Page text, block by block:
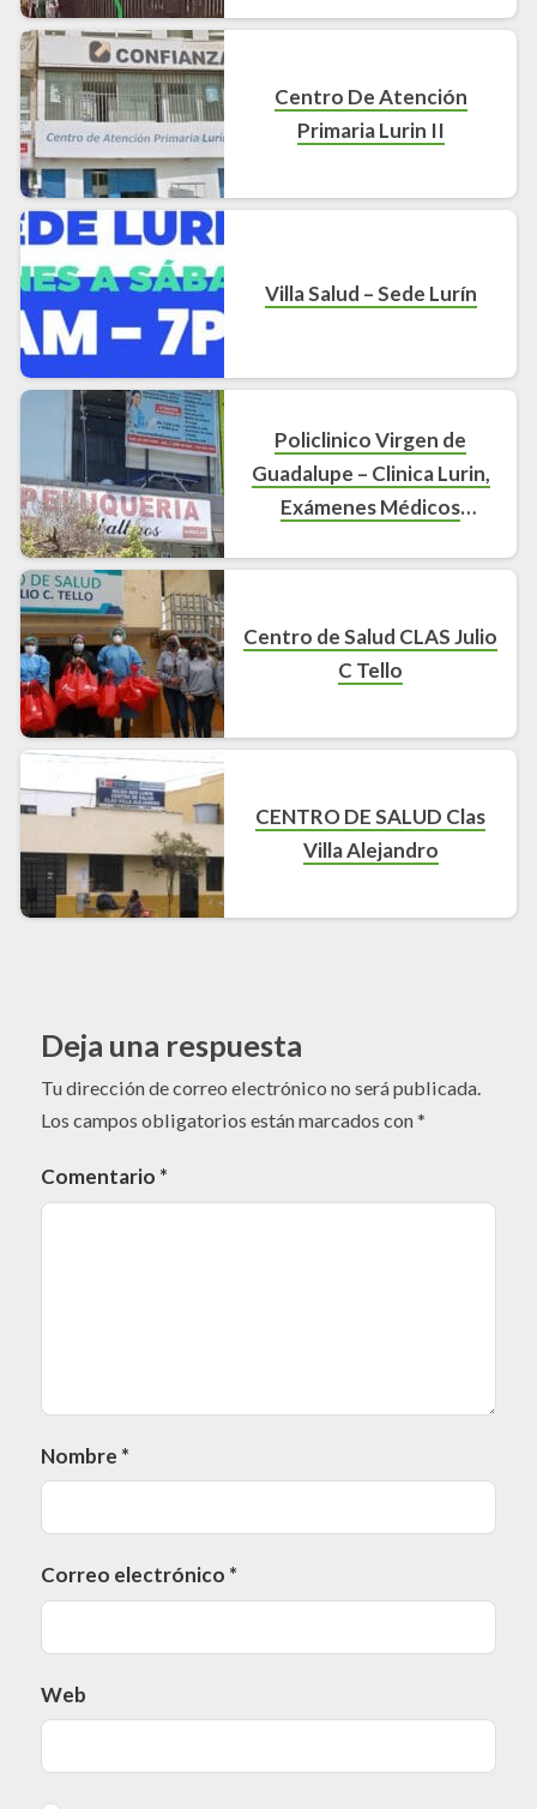
Centro De Atención
Primaria Lurin II
Villa Salud – Sede Lurín
Policlinico Virgen de
Guadalupe – Clinica Lurin,
Exámenes Médicos
Médicos Ocupacionales
Centro de Salud CLAS Julio
C Tello
CENTRO DE SALUD Clas
Villa Alejandro
Deja una respuesta
Tu dirección de correo electrónico no será publicada.
Los campos obligatorios están marcados con*
Comentario *
Nombre *
Correo electrónico *
Web